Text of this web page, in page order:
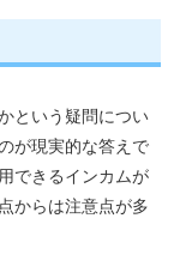
という疑問につい
が現実的な答えで
できるインカムが
からは注意点が多